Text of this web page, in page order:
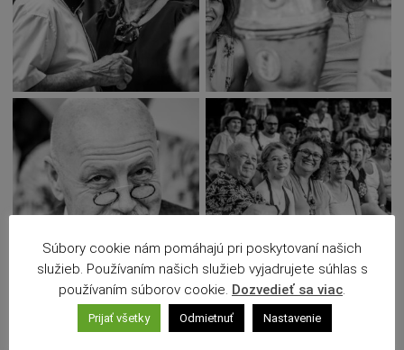
Súbory cookie nám pomáhajú pri poskytovaní našich
služieb. Používaním našich služieb vyjadrujete súhlas s
používaním súborov cookie. Dozvedieť sa viac.
Prijať všetky Odmietnuť Nastavenie